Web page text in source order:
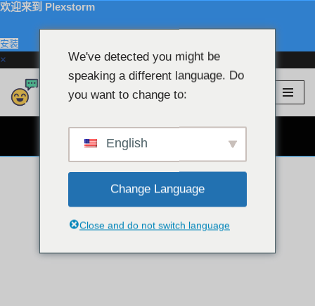
欢迎来到 Plexstorm
安装
×
跳
容
Plexstorm
免费网络摄像头聊天 👉
We've detected you might be
speaking a different language. Do
you want to change to:
English
Change Language
Close and do not switch language